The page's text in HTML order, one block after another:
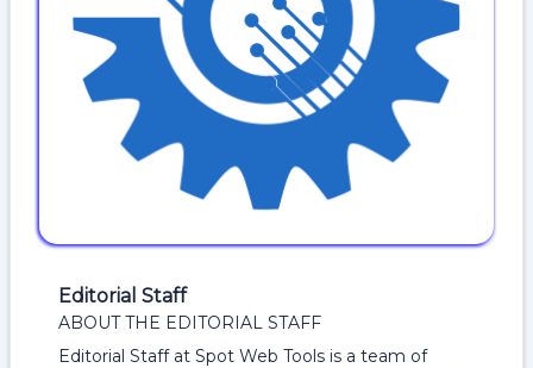
Editorial Staff
ABOUT THE EDITORIAL STAFF
Editorial Staff at Spot Web Tools is a team of